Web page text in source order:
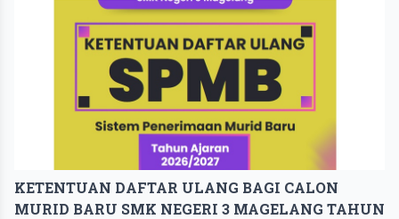
KETENTUAN DAFTAR ULANG BAGI CALON
MURID BARU SMK NEGERI 3 MAGELANG TAHUN